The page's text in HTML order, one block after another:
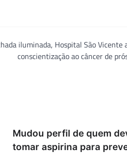
iluminada, Hospital São Vicente
conscientização ao câncer de
Mudou perfil de quem
tomar aspirina para